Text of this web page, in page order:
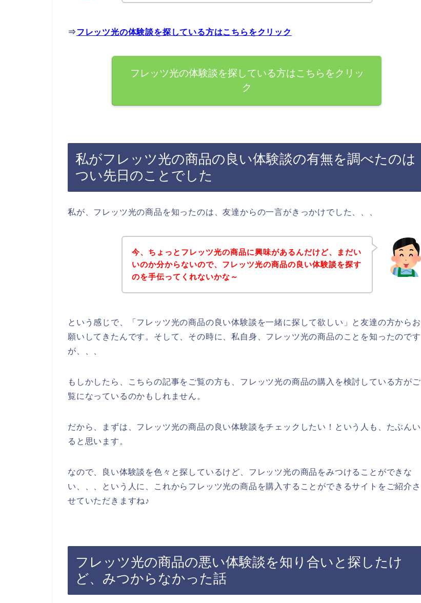
⇒フレッツ光の体験談を探している方はこちらをクリック
フレッツ光の体験談を探している方はこちらをクリッ
ク
私がフレッツ光の商品の良い体験談の有無を調べたのは
つい先日のことでした
私が、フレッツ光の商品を知ったのは、友達からの一言がきっかけでした、、、
今、ちょっとフレッツ光の商品に興味があるんだけど、まだい
いのか分からないので、フレッツ光の商品の良い体験談を探す
のを手伝ってくれないかな～
という感じで、「フレッツ光の商品の良い体験談を一緒に探して欲しい」と友達の方からお
願いしてきたんです。そして、その時に、私自身、フレッツ光の商品のことを知ったのです
が、、、
もしかしたら、こちらの記事をご覧の方も、フレッツ光の商品の購入を検討している方がご
覧になっているのかもしれません。
だから、まずは、フレッツ光の商品の良い体験談をチェックしたい！という人も、たぶんい
ると思います。
なので、良い体験談を色々と探しているけど、フレッツ光の商品をみつけることができな
い、、、という人に、これからフレッツ光の商品を購入することができるサイトをご紹介さ
せていただきますね♪
フレッツ光の商品の悪い体験談を知り合いと探したけ
ど、みつからなかった話